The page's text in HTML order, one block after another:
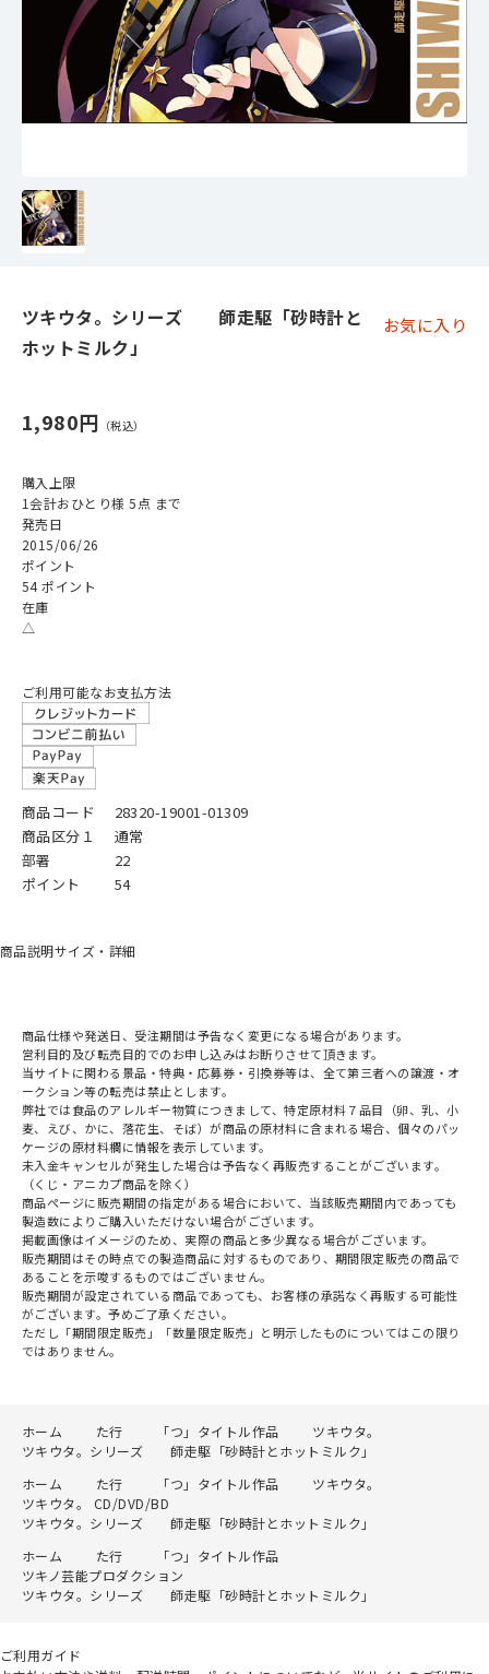
ツキウタ。シリーズ 師走駆「砂時計と
ホットミルク」
お気に入り
1,980円
購入上限
1会計おひとり様 5点 まで
発売日
2015/06/26
ポイント
54 ポイント
在庫
△
ご利用可能なお支払方法
商品コード
28320-19001-01309
商品区分１
通常
部署
22
ポイント
54
商品説明サイズ・詳細
商品仕様や発送日、受注期間は予告なく変更になる場合があります。
営利目的及び転売目的でのお申し込みはお断りさせて頂きます。
当サイトに関わる景品・特典・応募券・引換券等は、全て第三者への譲渡・オ
ークション等の転売は禁止とします。
弊社では食品のアレルギー物質につきまして、特定原材料７品目（卵、乳、小
麦、えび、かに、落花生、そば）が商品の原材料に含まれる場合、個々のパッ
ケージの原材料欄に情報を表示しています。
未入金キャンセルが発生した場合は予告なく再販売することがございます。
（くじ・アニカプ商品を除く）
商品ページに販売期間の指定がある場合において、当該販売期間内であっても
製造数によりご購入いただけない場合がございます。
掲載画像はイメージのため、実際の商品と多少異なる場合がございます。
販売期間はその時点での製造商品に対するものであり、期間限定販売の商品で
あることを示唆するものではございません。
販売期間が設定されている商品であっても、お客様の承諾なく再販する可能性
がございます。予めご了承ください。
ただし「期間限定販売」「数量限定販売」と明示したものについてはこの限り
ではありません。
ホーム た行 「つ」タイトル作品
ツキウタ。
ツキウタ。シリーズ 師走駆「砂時計とホットミルク」
ホーム
た行 「つ」タイトル作品
ツキウタ。
ツキウタ。 CD/DVD/BD
ツキウタ。シリーズ 師走駆「砂時計とホットミルク」
ホーム
た行
「つ」タイトル作品
ツキノ芸能プロダクション
ツキウタ。シリーズ 師走駆「砂時計とホットミルク」
ご利用ガイド